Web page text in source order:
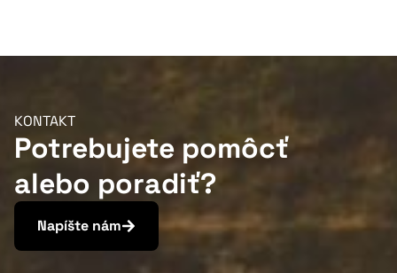
KONTAKT
Potrebujete pomôcť
alebo poradiť?
Napíšte nám